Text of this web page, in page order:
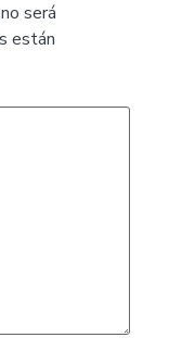
será
están